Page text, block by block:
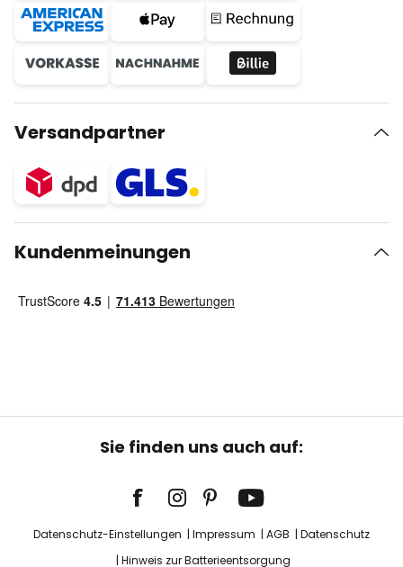
Versandpartner
Kundenmeinungen
Sie finden uns auch auf:
Datenschutz-Einstellungen Impressum AGB
Datenschutz
Hinweis zur Batterieentsorgung